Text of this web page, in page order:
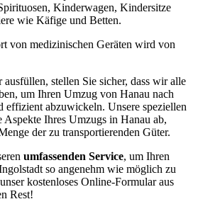
Kinderwagen, Kindersitze
wie Käfige und Betten.
von medizinischen Geräten wird von
stellen Sie sicher, dass wir alle
um Ihren Umzug von Hanau nach
effizient abzuwickeln. Unsere speziellen
Aspekte Ihres Umzugs in Hanau ab,
der zu transportierenden Güter.
umfassenden Service, um Ihren
so angenehm wie möglich zu
kostenloses Online-Formular aus
Rest!